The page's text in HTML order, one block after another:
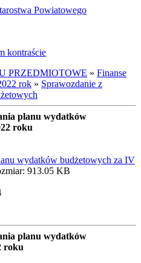
Powiatowego
PRZEDMIOTOWE » Finanse
rok » Sprawozdanie z
planu wydatków
roku
wydatków budżetowych za IV
913.05 KB
planu wydatków
roku